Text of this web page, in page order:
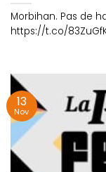
Morbihan. Pas de
https://t.co/
13
Nov